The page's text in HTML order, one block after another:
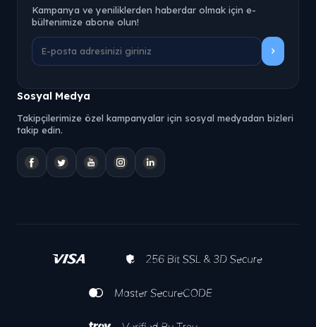
Kampanya ve yeniliklerden haberdar olmak için e-
bültenimize abone olun!
Sosyal Medya
Takipçilerimize özel kampanyalar için sosyal medyadan bizleri
takip edin.